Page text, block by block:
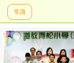
常識